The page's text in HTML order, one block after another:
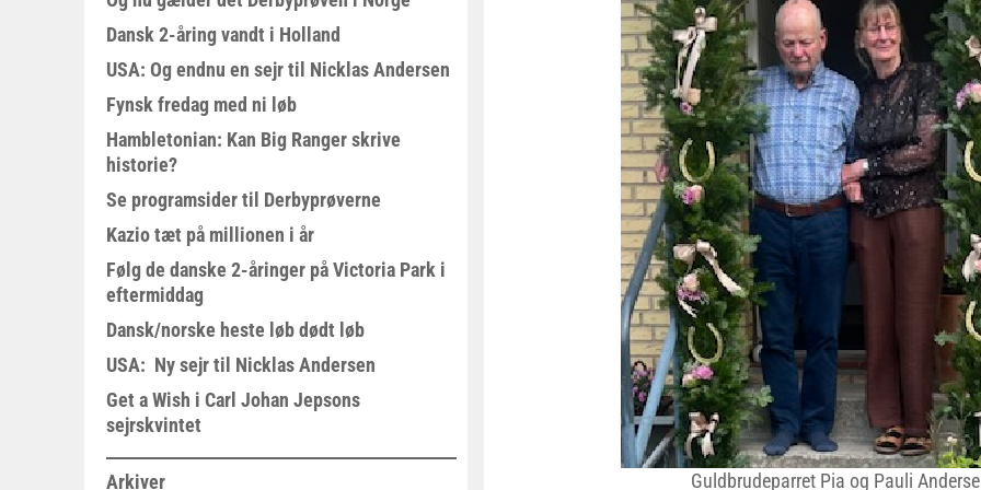
Dansk 2-åring vandt i Holland
USA: Og endnu en sejr til Nicklas Andersen
Fynsk fredag med ni løb
Hambletonian: Kan Big Ranger skrive
historie?
Se programsider til Derbyprøverne
Kazio tæt på millionen i år
Følg de danske 2-åringer på Victoria Park i
eftermiddag
Dansk/norske heste løb dødt løb
USA: Ny sejr til Nicklas Andersen
Get a Wish i Carl Johan Jepsons
sejrskvintet
Arkiver Guldbrudeparret Pia og Pauli